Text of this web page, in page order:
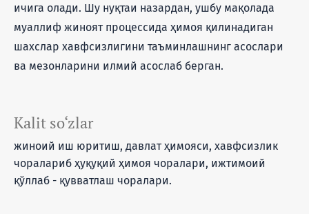
Kalit so‘zlar
жиноий иш юритиш, давлат ҳимояси, хавфсизлик
чоралариб ҳуқуқий ҳимоя чоралари, ижтимоий
қўллаб - қувватлаш чоралари.
ичига олади. Шу нуқтаи назардан, ушбу мақолада
муаллиф жиноят процессида ҳимоя қилинадиган
шахслар хавфсизлигини таъминлашнинг асослари
ва мезонларини илмий асослаб берган.